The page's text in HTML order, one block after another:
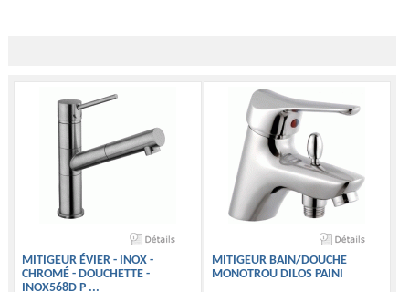
MITIGEUR ÉVIER - INOX -
CHROMÉ - DOUCHETTE -
INOX568D P ...
MITIGEUR BAIN/DOUCHE
MONOTROU DILOS PAINI